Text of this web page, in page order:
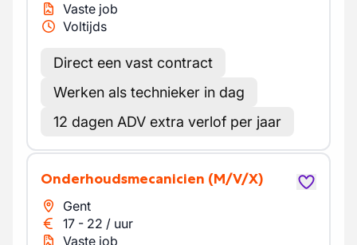
Vaste job
Voltijds
Direct een vast contract
Werken als technieker in dag
12 dagen ADV extra verlof per jaar
Onderhoudsmecanicien (M/V/X)
Gent
17 - 22 / uur
Vaste job